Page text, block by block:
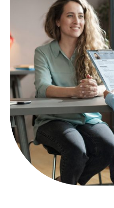
nacional y mundial.
con proyectos
valen la pena. Cada vez
nuestros servicios, podrá
importante quiere
porcentaje de su